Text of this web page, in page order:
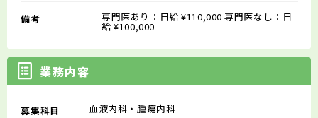
備考 専門医あり：日給 ¥110,000 専門医なし：日
給 ¥100,000
業務内容
募集科目 血液内科・腫瘍内科